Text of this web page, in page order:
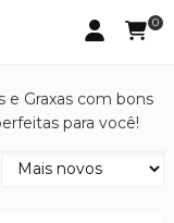
0
e Graxas com bons
para você!